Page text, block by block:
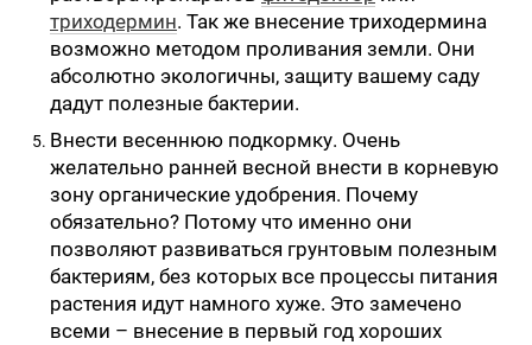
триходермин. Так же внесение триходермина
возможно методом проливания земли. Они
абсолютно экологичны, защиту вашему саду
дадут полезные бактерии.
Внести весеннюю подкормку. Очень
желательно ранней весной внести в корневую
зону органические удобрения. Почему
обязательно? Потому что именно они
позволяют развиваться грунтовым полезным
бактериям, без которых все процессы питания
растения идут намного хуже. Это замечено
всеми – внесение в первый год хороших